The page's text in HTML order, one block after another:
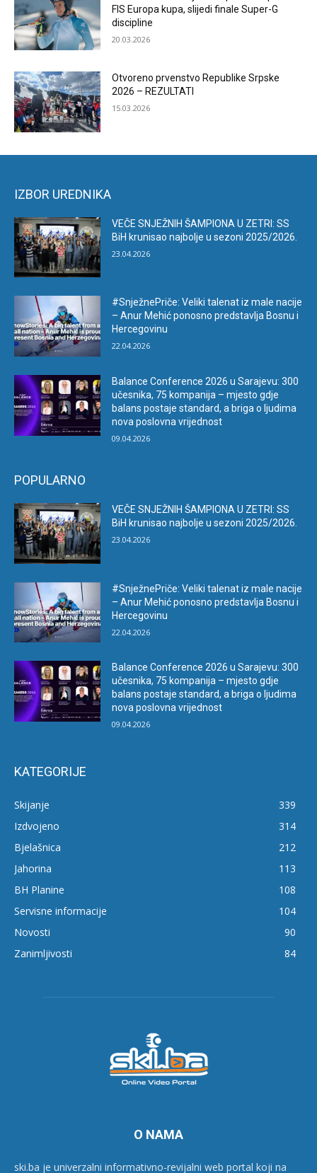
FIS Europa kupa, slijedi finale Super-G
discipline
20.03.2026
Otvoreno prvenstvo Republike Srpske
2026 – REZULTATI
15.03.2026
IZBOR UREDNIKA
VEČE SNJEŽNIH ŠAMPIONA U ZETRI: SS
BiH krunisao najbolje u sezoni 2025/2026.
23.04.2026
#SnježnePriče: Veliki talenat iz male nacije
– Anur Mehić ponosno predstavlja Bosnu i
Hercegovinu
22.04.2026
Balance Conference 2026 u Sarajevu: 300
učesnika, 75 kompanija – mjesto gdje
balans postaje standard, a briga o ljudima
nova poslovna vrijednost
09.04.2026
POPULARNO
VEČE SNJEŽNIH ŠAMPIONA U ZETRI: SS
BiH krunisao najbolje u sezoni 2025/2026.
23.04.2026
#SnježnePriče: Veliki talenat iz male nacije
– Anur Mehić ponosno predstavlja Bosnu i
Hercegovinu
22.04.2026
Balance Conference 2026 u Sarajevu: 300
učesnika, 75 kompanija – mjesto gdje
balans postaje standard, a briga o ljudima
nova poslovna vrijednost
09.04.2026
KATEGORIJE
Skijanje
339
Izdvojeno
314
Bjelašnica
212
Jahorina
113
BH Planine
108
Servisne informacije
104
Novosti
90
Zanimljivosti
84
O NAMA
ski.ba je univerzalni informativno-revijalni web portal koji na